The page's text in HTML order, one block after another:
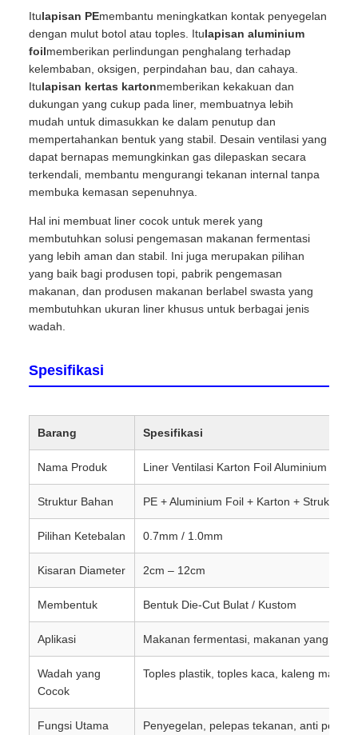
Itulapisan PEmembantu meningkatkan kontak penyegelan
dengan mulut botol atau toples. Itulapisan aluminium
foilmemberikan perlindungan penghalang terhadap
kelembaban, oksigen, perpindahan bau, dan cahaya.
Itulapisan kertas kartonmemberikan kekakuan dan
dukungan yang cukup pada liner, membuatnya lebih
mudah untuk dimasukkan ke dalam penutup dan
mempertahankan bentuk yang stabil. Desain ventilasi yang
dapat bernapas memungkinkan gas dilepaskan secara
terkendali, membantu mengurangi tekanan internal tanpa
membuka kemasan sepenuhnya.
Hal ini membuat liner cocok untuk merek yang
membutuhkan solusi pengemasan makanan fermentasi
yang lebih aman dan stabil. Ini juga merupakan pilihan
yang baik bagi produsen topi, pabrik pengemasan
makanan, dan produsen makanan berlabel swasta yang
membutuhkan ukuran liner khusus untuk berbagai jenis
wadah.
Spesifikasi
Barang Spesifikasi
Nama Produk Liner Ventilasi Karton Foil Aluminium PE
Struktur Bahan PE + Aluminium Foil + Karton + Struktur
Pilihan Ketebalan 0.7mm / 1.0mm
Kisaran Diameter 2cm – 12cm
Membentuk Bentuk Die-Cut Bulat / Kustom
Aplikasi Makanan fermentasi, makanan yang
Wadah yang
Cocok
Toples plastik, toples kaca, kaleng
Fungsi Utama
Penyegelan, pelepas tekanan, anti